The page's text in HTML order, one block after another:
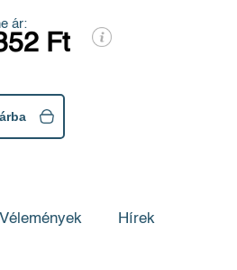
ár:
Ft
Vélemények Hírek